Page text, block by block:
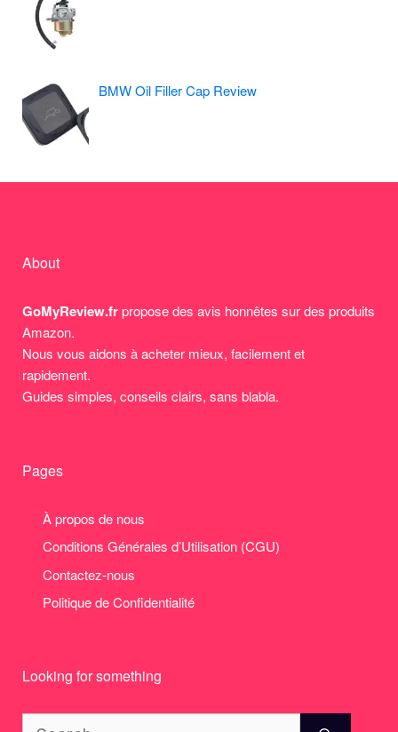
BMW Oil Filler Cap Review
About
GoMyReview.frpropose des avis honnêtes sur des produits
Amazon.
Nous vous aidons à acheter mieux, facilement et
rapidement.
Guides simples, conseils clairs, sans blabla.
Pages
À propos de nous
Conditions Générales d’Utilisation (CGU)
Contactez-nous
Politique de Confidentialité
Looking for something